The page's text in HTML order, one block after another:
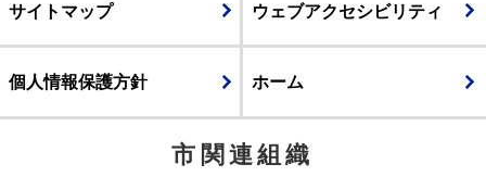
サイトマップ ウェブアクセシビリティ
個人情報保護方針 ホーム
市関連組織